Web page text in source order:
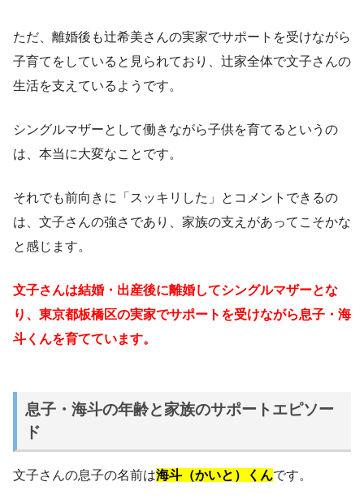
ただ、離婚後も辻希美さんの実家でサポートを受けながら
子育てをしていると見られており、辻家全体で文子さんの
生活を支えているようです。
シングルマザーとして働きながら子供を育てるというの
は、本当に大変なことです。
それでも前向きに「スッキリした」とコメントできるの
は、文子さんの強さであり、家族の支えがあってこそかな
と感じます。
文子さんは結婚・出産後に離婚してシングルマザーとな
り、東京都板橋区の実家でサポートを受けながら息子・海
斗くんを育てています。
息子・海斗の年齢と家族のサポートエピソー
ド
文子さんの息子の名前は海斗（かいと）くんです。